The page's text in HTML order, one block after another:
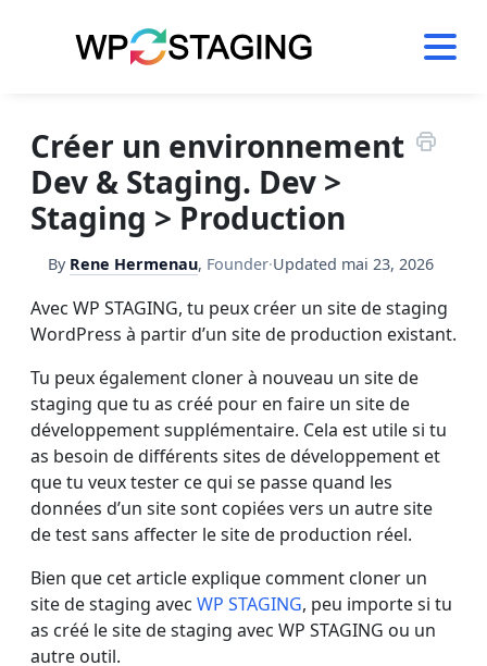
Créer un environnement
Dev & Staging. Dev >
Staging > Production
By Rene Hermenau, Founder·Updated mai 23, 2026
Avec WP STAGING, tu peux créer un site de staging
WordPress à partir d’un site de production existant.
Tu peux également cloner à nouveau un site de
staging que tu as créé pour en faire un site de
développement supplémentaire. Cela est utile si tu
as besoin de différents sites de développement et
que tu veux tester ce qui se passe quand les
données d’un site sont copiées vers un autre site
de test sans affecter le site de production réel.
Bien que cet article explique comment cloner un
site de staging avec WP STAGING, peu importe si tu
as créé le site de staging avec WP STAGING ou un
autre outil.